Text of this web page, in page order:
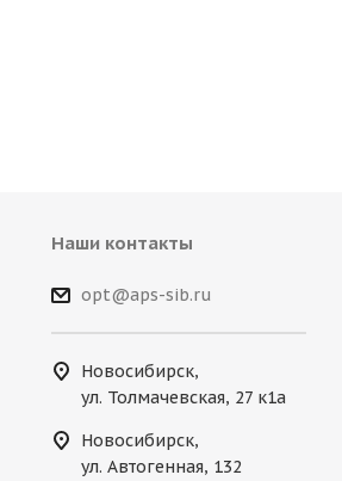
Наши контакты
opt@aps-sib.ru
Новосибирск,
ул. Толмачевская, 27 к1а
Новосибирск,
ул. Автогенная, 132